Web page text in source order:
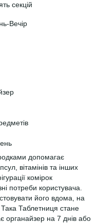
секцій
Вечір
допомагає
вітамінів та інших
комірок
потреби користувача.
його вдома, на
Така Таблетниця стане
органайзер на 7 днів або